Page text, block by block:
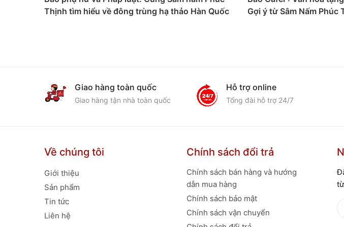
Thịnh tìm hiểu về đông trùng hạ thảo Hàn Quốc
Gợi ý từ Sâm Nấm Phúc
Giao hàng toàn quốc
Giao hàng tận nhà toàn quốc
Hỗ trợ online
Tổng đài hỗ trợ 24/7
Về chúng tôi
Giới thiệu
Sản phẩm
Tin tức
Liên hệ
Chính sách đổi trả
Chính sách bán hàng và hướng
dẫn mua hàng
Chính sách bảo mật
Chính sách vận chuyển